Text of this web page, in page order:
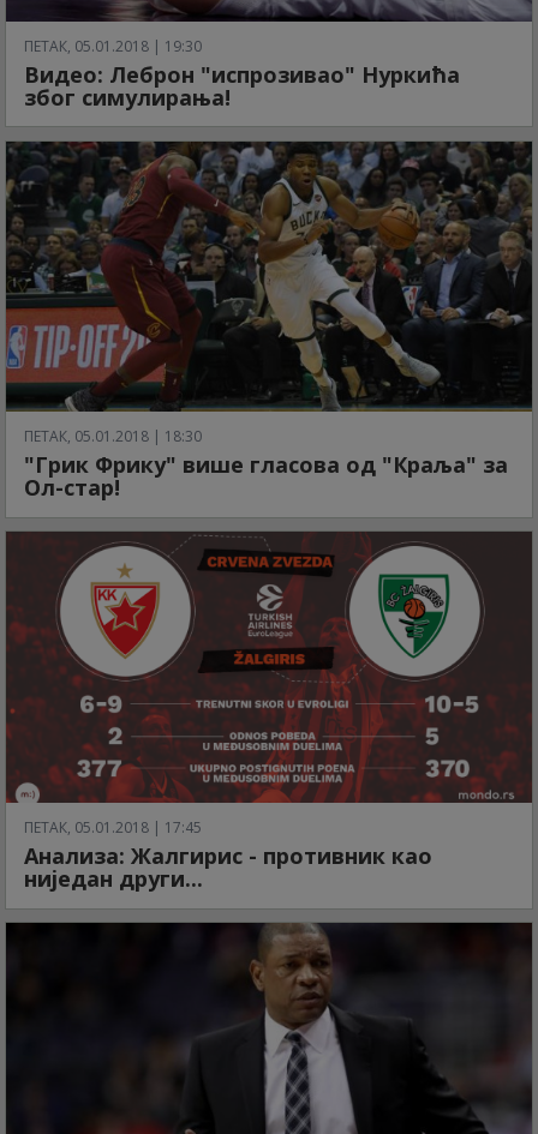
ПЕТАК, 05.01.2018 | 19:30
Видео: Леброн "испрозивао" Нуркића
због симулирања!
ПЕТАК, 05.01.2018 | 18:30
"Грик Фрику" више гласова од "Краља" за
Ол-стар!
ПЕТАК, 05.01.2018 | 17:45
Анализа: Жалгирис - противник као
ниједан други...